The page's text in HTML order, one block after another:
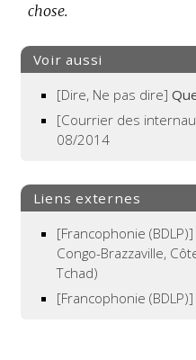
chose.
Voir aussi
[Dire, Ne pas dire]
[Courrier des
08/2014
Liens externes
[Francophonie (BDLP)]
Congo-Brazzaville,
Tchad)
[Francophonie (BDLP)]